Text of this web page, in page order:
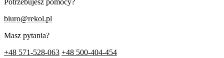
Potrzebujesz pomocy?
biuro@rekol.pl
Masz pytania?
+48 571-528-063 +48 500-404-454